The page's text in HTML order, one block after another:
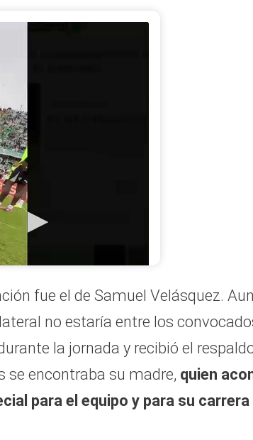
con vinculación
Nacional hicieron
su convocatoria o no
Atlético Nacional
fue el de Samuel Velásquez.
no estaría entre los
la jornada y recibió el
se encontraba su madre, quien
para el equipo y para su